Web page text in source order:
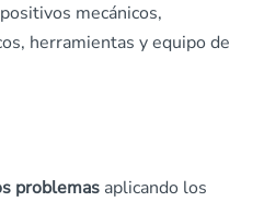
mecánicos,
herramientas y equipo de
problemas aplicando los